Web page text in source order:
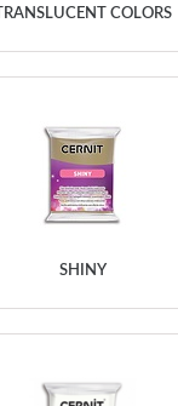
TRANSLUCENT COLORS
SHINY